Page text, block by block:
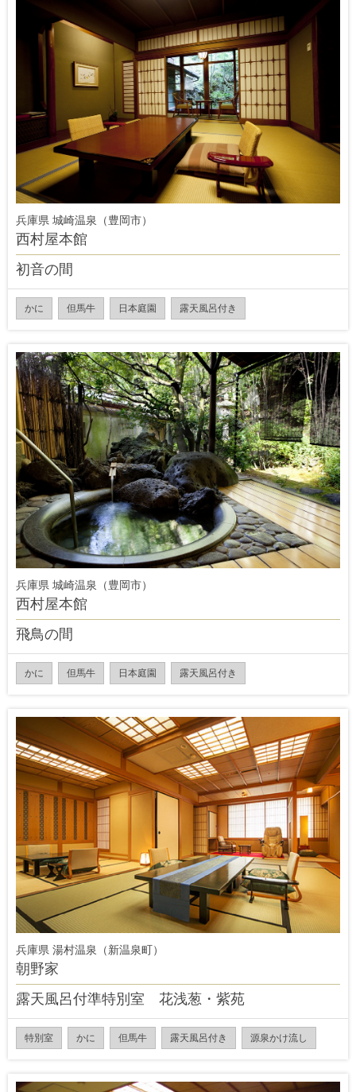
兵庫県 城崎温泉（豊岡市）
西村屋本館
初音の間
かに 但馬牛 日本庭園 露天風呂付き
兵庫県 城崎温泉（豊岡市）
西村屋本館
飛鳥の間
かに 但馬牛 日本庭園 露天風呂付き
兵庫県 湯村温泉（新温泉町）
朝野家
露天風呂付準特別室 花浅葱・紫苑
特別室 かに 但馬牛 露天風呂付き 源泉かけ流し